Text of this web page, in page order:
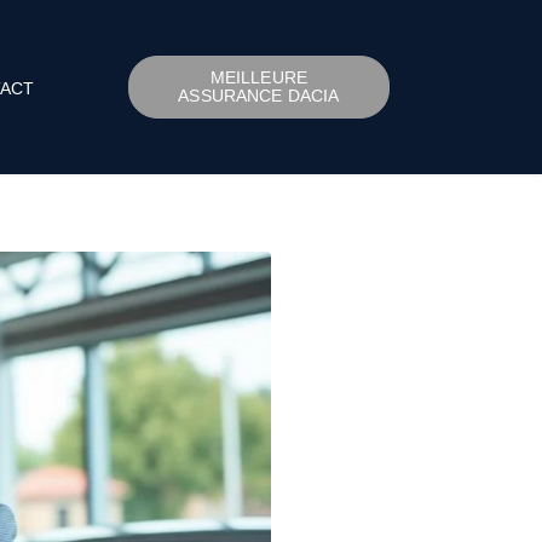
MEILLEURE
ASSURANCE DACIA